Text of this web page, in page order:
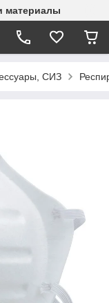
материалы
СИЗ